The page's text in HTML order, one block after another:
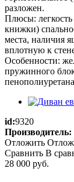
разложен.
Плюсы: легкость
книжки)
места, наличия
вплотную к
Особенности:
пружинного
id:9320
Производитель:
Отложить
Сравнить В
28 000 руб.